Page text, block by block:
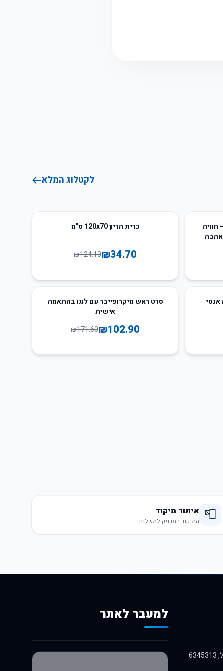
לקטלוג המלא
כרית הריון 120x70 ס"מ
₪34.70
₪124.10
כותנה אנטי 40
סרט ראש מיקרופייבר עם לוגו בהתאמה
אישית
₪102.90
₪171.60
📮 איתור מיקוד
המיקוד המדויק למשלוח
למעבר לאתר
לרכישה באלי אקספרס